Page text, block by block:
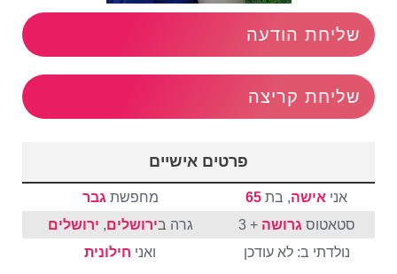
שליחת הודעה
שליחת קריצה
פרטים אישיים
אני אישה, בת 65 מחפשת גבר
סטאטוס גרושה + 3 גרה בירושלים, ירושלים
נולדתי ב: לא עודכן
ואני חילונית